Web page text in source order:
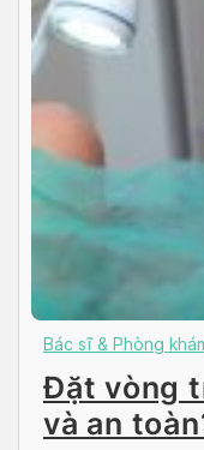
Bác sĩ & Phòng
Đặt vòng
và an